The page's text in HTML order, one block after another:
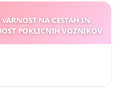
NA CESTAH IN
POKLICNIH VOZNIKOV